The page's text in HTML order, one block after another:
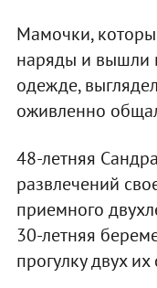
Мамочки,
наряды и вышли
одежде,
оживленно
48-летняя
развлечений
приемного
30-летняя
прогулку двух